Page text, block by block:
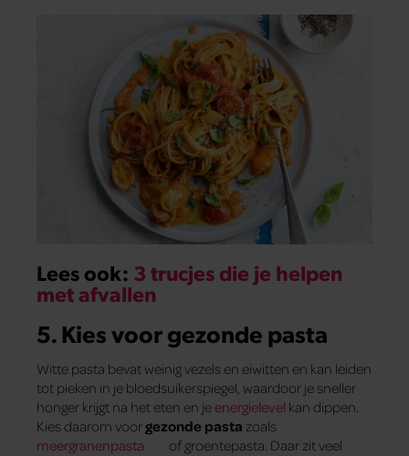
Lees ook: 3 trucjes die je helpen
met afvallen
5. Kies voor gezonde pasta
Witte pasta bevat weinig vezels en eiwitten en kan leiden
tot pieken in je bloedsuikerspiegel, waardoor je sneller
honger krijgt na het eten en jeenergielevel kan dippen.
Kies daarom voorgezonde pasta zoals
meergranenpasta
of groentepasta. Daar zit veel